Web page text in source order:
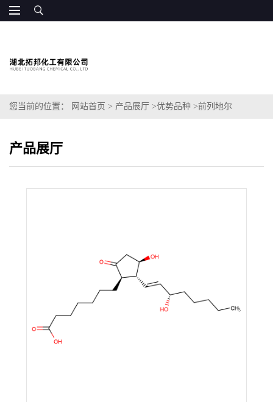
您当前的位置： 网站首页 > 产品展厅 >优势品种 >前列地尔
产品展厅